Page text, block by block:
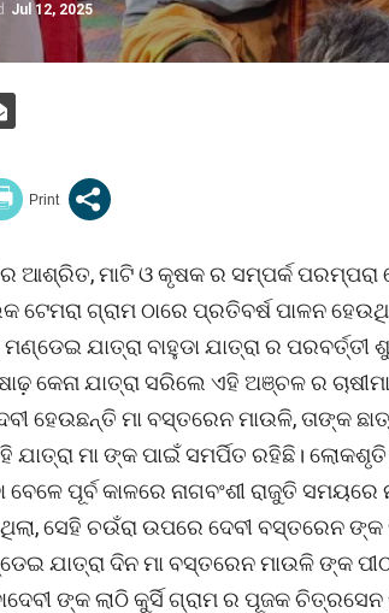
Jul 12, 2025
ଆଶ୍ରିତ, ମାଟି ଓ କୃଷକ ର ସମ୍ପର୍କ ପରମ୍ପରା
ଗ୍ରାମ ଠାରେ ପ୍ରତିବର୍ଷ ପାଳନ
ଯାତ୍ରା ବାହୁଡା ଯାତ୍ରା ର
କେନା ଯାତ୍ରା ସରିଲେ ଏହି ଅଞ୍ଚଳ ର
ହେଉଛନ୍ତି ମା ବସ୍ତରେନ ମାଉଳି, ତାଙ୍କ
ଯାତ୍ରା ମା ଙ୍କ ପାଇଁ ସମର୍ପିତ ରହିଛି।
ପୂର୍ବ କାଳରେ ନାଗବଂଶୀ ରାଜୁତି ସମୟରେ
ସେହି ଚଉଁରା ଉପରେ ଦେବୀ ବସ୍ତରେନ ଙ୍କ
ଯାତ୍ରା ଦିନ ମା ବସ୍ତରେନ ମାଉଳି ଙ୍କ
ଙ୍କ ଲାଠି କୁର୍ସି ଗ୍ରାମ ର ପୂଜକ